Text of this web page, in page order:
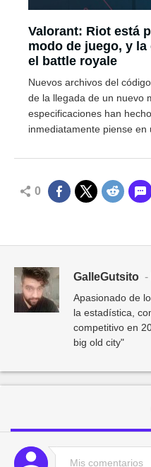
Valorant: Riot está
modo de juego, y
el battle royale
Nuevos archivos del
de la llegada de un nuevo
especificaciones han
inmediatamente piense en
0
GalleGutsito -
Apasionado de
la estadística,
competitivo en
big old city"